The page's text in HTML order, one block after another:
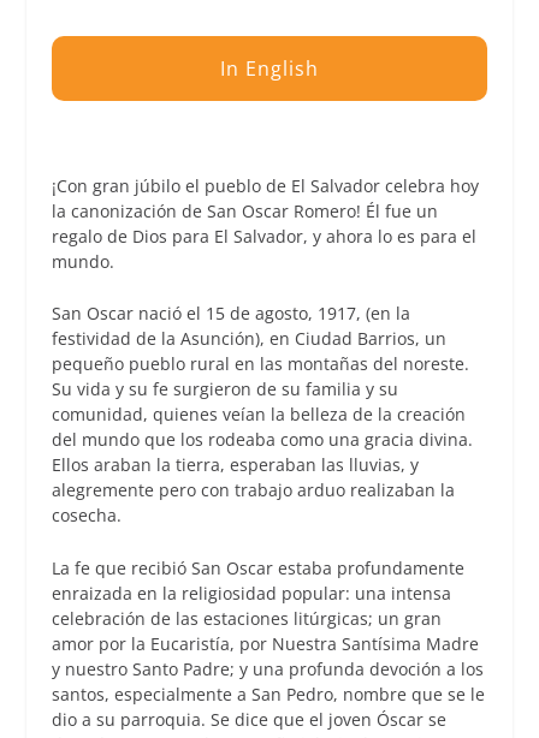
In English
¡Con gran júbilo el pueblo de El Salvador celebra hoy
la canonización de San Oscar Romero! Él fue un
regalo de Dios para El Salvador, y ahora lo es para el
mundo.
San Oscar nació el 15 de agosto, 1917, (en la
festividad de la Asunción), en Ciudad Barrios, un
pequeño pueblo rural en las montañas del noreste.
Su vida y su fe surgieron de su familia y su
comunidad, quienes veían la belleza de la creación
del mundo que los rodeaba como una gracia divina.
Ellos araban la tierra, esperaban las lluvias, y
alegremente pero con trabajo arduo realizaban la
cosecha.
La fe que recibió San Oscar estaba profundamente
enraizada en la religiosidad popular: una intensa
celebración de las estaciones litúrgicas; un gran
amor por la Eucaristía, por Nuestra Santísima Madre
y nuestro Santo Padre; y una profunda devoción a los
santos, especialmente a San Pedro, nombre que se le
dio a su parroquia. Se dice que el joven Óscar se